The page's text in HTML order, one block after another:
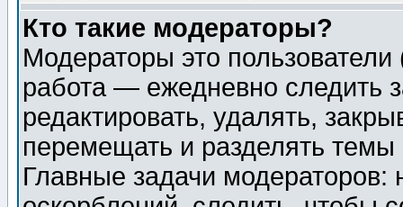
Кто такие модераторы?
Модераторы это
работа — ежедневно следить
редактировать, удалять,
перемещать и разделять
Главные задачи